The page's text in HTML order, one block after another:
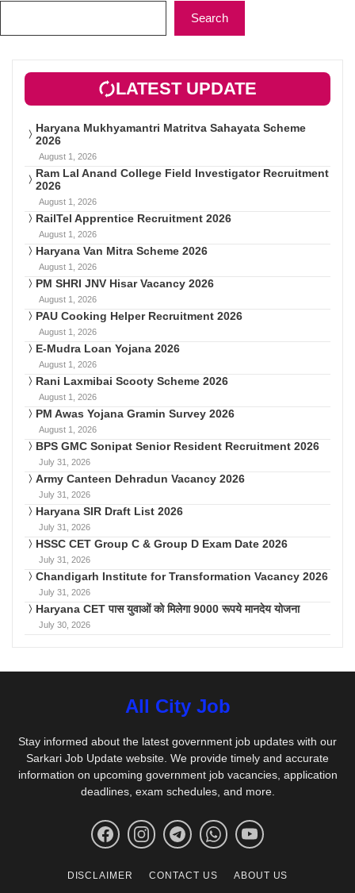
Search
LATEST UPDATE
Haryana Mukhyamantri Matritva Sahayata Scheme
2026
August 1, 2026
Ram Lal Anand College Field Investigator Recruitment
2026
August 1, 2026
RailTel Apprentice Recruitment 2026
August 1, 2026
Haryana Van Mitra Scheme 2026
August 1, 2026
PM SHRI JNV Hisar Vacancy 2026
August 1, 2026
PAU Cooking Helper Recruitment 2026
August 1, 2026
E-Mudra Loan Yojana 2026
August 1, 2026
Rani Laxmibai Scooty Scheme 2026
August 1, 2026
PM Awas Yojana Gramin Survey 2026
August 1, 2026
BPS GMC Sonipat Senior Resident Recruitment 2026
July 31, 2026
Army Canteen Dehradun Vacancy 2026
July 31, 2026
Haryana SIR Draft List 2026
July 31, 2026
HSSC CET Group C & Group D Exam Date 2026
July 31, 2026
Chandigarh Institute for Transformation Vacancy 2026
July 31, 2026
Haryana CET पास युवाओं को मिलेगा 9000 रूपये मानदेय योजना
July 30, 2026
All City Job
Stay informed about the latest government job updates with our
Sarkari Job Update website. We provide timely and accurate
information on upcoming government job vacancies, application
deadlines, exam schedules, and more.
DISCLAIMER CONTACT US
ABOUT US